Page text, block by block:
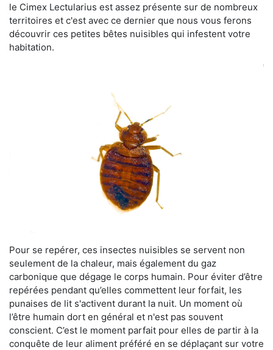
le Cimex Lectularius est assez présente sur de nombreux
territoires et c'est avec ce dernier que nous vous ferons
découvrir ces petites bêtes nuisibles qui infestent votre
habitation.
Pour se repérer, ces insectes nuisibles se servent non
seulement de la chaleur, mais également du gaz
carbonique que dégage le corps humain. Pour éviter d’être
repérées pendant qu’elles commettent leur forfait, les
punaises de lit s'activent durant la nuit. Un moment où
l’être humain dort en général et n'est pas souvent
conscient. C’est le moment parfait pour elles de partir à la
conquête de leur aliment préféré en se déplaçant sur votre